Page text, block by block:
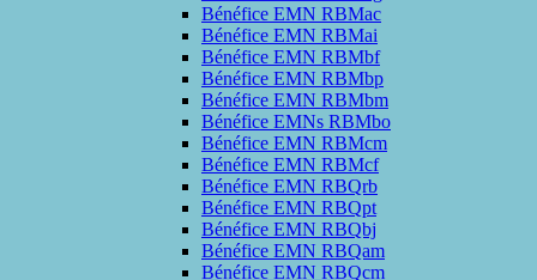
Bénéfice EMN RBMac
Bénéfice EMN RBMai
Bénéfice EMN RBMbf
Bénéfice EMN RBMbp
Bénéfice EMN RBMbm
Bénéfice EMNs RBMbo
Bénéfice EMN RBMcm
Bénéfice EMN RBMcf
Bénéfice EMN RBQrb
Bénéfice EMN RBQpt
Bénéfice EMN RBQbj
Bénéfice EMN RBQam
Bénéfice EMN RBQcm